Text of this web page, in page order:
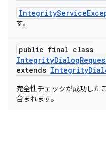
す。
public final class
extends
完全性チェックが成功した
含まれます。